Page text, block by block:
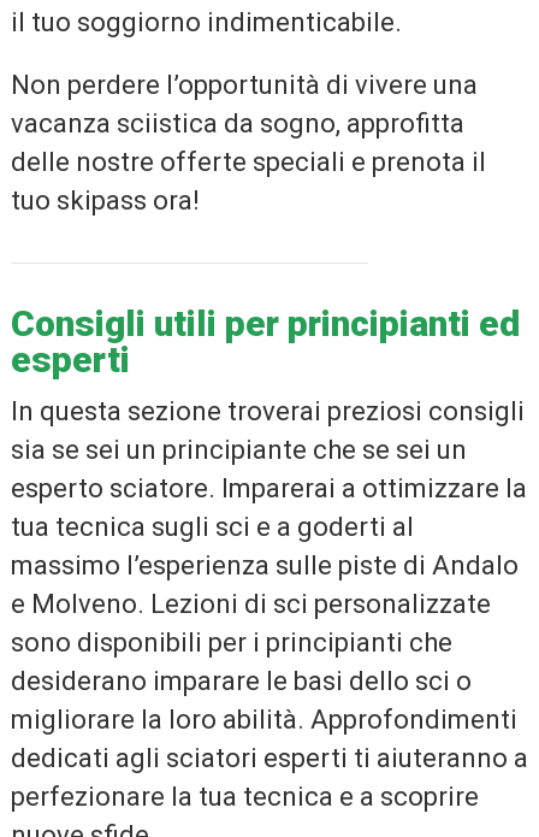
il tuo soggiorno indimenticabile.
Non perdere l’opportunità di vivere una
vacanza sciistica da sogno, approfitta
delle nostre offerte speciali e prenota il
tuo skipass ora!
Consigli utili per principianti ed
esperti
In questa sezione troverai preziosi consigli
sia se sei un principiante che se sei un
esperto sciatore. Imparerai a ottimizzare la
tua tecnica sugli sci e a goderti al
massimo l’esperienza sulle piste di Andalo
e Molveno. Lezioni di sci personalizzate
sono disponibili per i principianti che
desiderano imparare le basi dello sci o
migliorare la loro abilità. Approfondimenti
dedicati agli sciatori esperti ti aiuteranno a
perfezionare la tua tecnica e a scoprire